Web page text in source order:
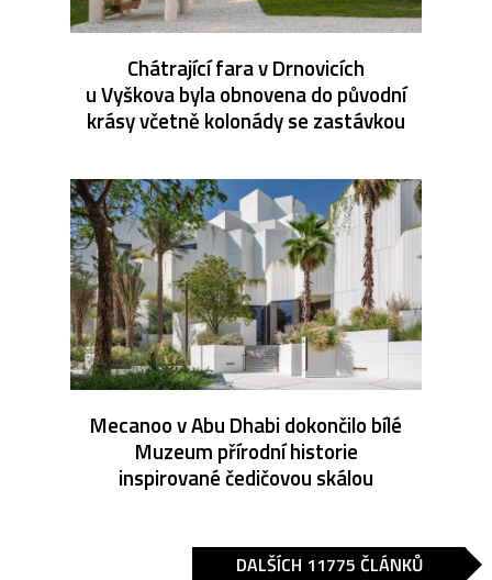
Chátrající fara v Drnovicích
u Vyškova byla obnovena do původní
krásy včetně kolonády se zastávkou
Mecanoo v Abu Dhabi dokončilo bílé
Muzeum přírodní historie
inspirované čedičovou skálou
DALŠÍCH 11775 ČLÁNKŮ